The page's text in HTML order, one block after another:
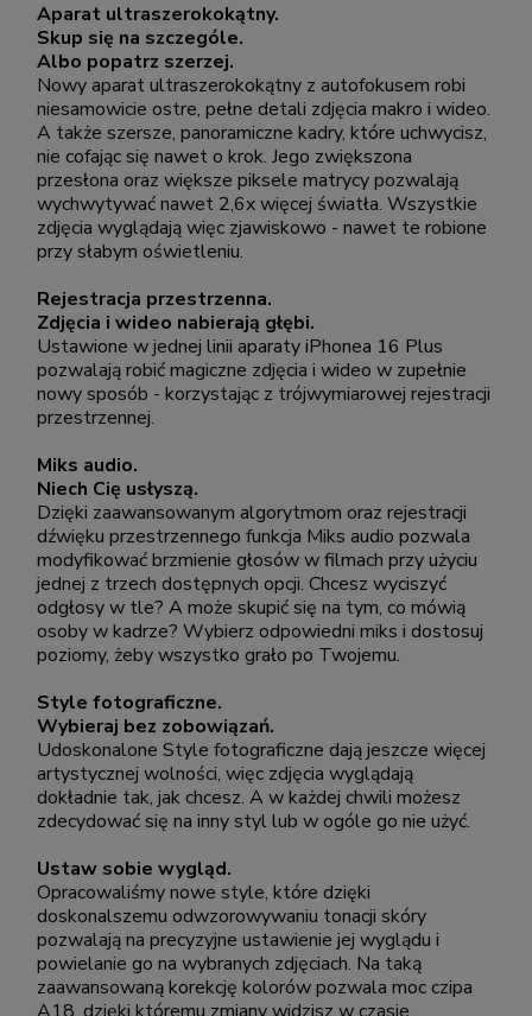
Aparat ultraszerokokątny.
Skup się na szczególe.
Albo popatrz szerzej.
Nowy aparat ultraszerokokątny z autofokusem robi
niesamowicie ostre, pełne detali zdjęcia makro i wideo.
A także szersze, panoramiczne kadry, które uchwycisz,
nie cofając się nawet o krok. Jego zwiększona
przesłona oraz większe piksele matrycy pozwalają
wychwytywać nawet 2,6x więcej światła. Wszystkie
zdjęcia wyglądają więc zjawiskowo - nawet te robione
przy słabym oświetleniu.
Rejestracja przestrzenna.
Zdjęcia i wideo nabierają głębi.
Ustawione w jednej linii aparaty iPhonea 16 Plus
pozwalają robić magiczne zdjęcia i wideo w zupełnie
nowy sposób - korzystając z trójwymiarowej rejestracji
przestrzennej.
Miks audio.
Niech Cię usłyszą.
Dzięki zaawansowanym algorytmom oraz rejestracji
dźwięku przestrzennego funkcja Miks audio pozwala
modyfikować brzmienie głosów w filmach przy użyciu
jednej z trzech dostępnych opcji. Chcesz wyciszyć
odgłosy w tle? A może skupić się na tym, co mówią
osoby w kadrze? Wybierz odpowiedni miks i dostosuj
poziomy, żeby wszystko grało po Twojemu.
Style fotograficzne.
Wybieraj bez zobowiązań.
Udoskonalone Style fotograficzne dają jeszcze więcej
artystycznej wolności, więc zdjęcia wyglądają
dokładnie tak, jak chcesz. A w każdej chwili możesz
zdecydować się na inny styl lub w ogóle go nie użyć.
Ustaw sobie wygląd.
Opracowaliśmy nowe style, które dzięki
doskonalszemu odwzorowywaniu tonacji skóry
pozwalają na precyzyjne ustawienie jej wyglądu i
powielanie go na wybranych zdjęciach. Na taką
zaawansowaną korekcję kolorów pozwala moc czipa